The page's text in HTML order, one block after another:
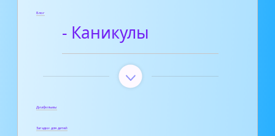
Блог
- Каникулы
Диафильмы
Загадки для детей